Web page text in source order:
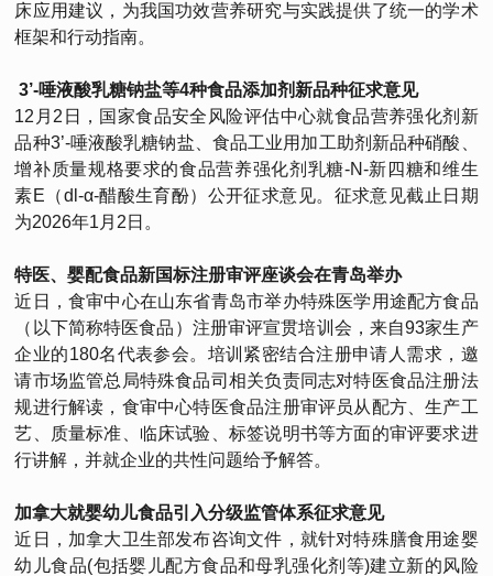
床应用建议，为我国功效营养研究与实践提供了统一的学术
框架和行动指南。
3’-唾液酸乳糖钠盐等4种食品添加剂新品种征求意见
12月2日，国家食品安全风险评估中心就食品营养强化剂新
品种3’-唾液酸乳糖钠盐、食品工业用加工助剂新品种硝酸、
增补质量规格要求的食品营养强化剂乳糖-N-新四糖和维生
素E（dl-α-醋酸生育酚）公开征求意见。征求意见截止日期
为2026年1月2日。
特医、婴配食品新国标注册审评座谈会在青岛举办
近日，食审中心在山东省青岛市举办特殊医学用途配方食品
（以下简称特医食品）注册审评宣贯培训会，来自93家生产
企业的180名代表参会。培训紧密结合注册申请人需求，邀
请市场监管总局特殊食品司相关负责同志对特医食品注册法
规进行解读，食审中心特医食品注册审评员从配方、生产工
艺、质量标准、临床试验、标签说明书等方面的审评要求进
行讲解，并就企业的共性问题给予解答。
加拿大就婴幼儿食品引入分级监管体系征求意见
近日，加拿大卫生部发布咨询文件，就针对特殊膳食用途婴
幼儿食品(包括婴儿配方食品和母乳强化剂等)建立新的风险